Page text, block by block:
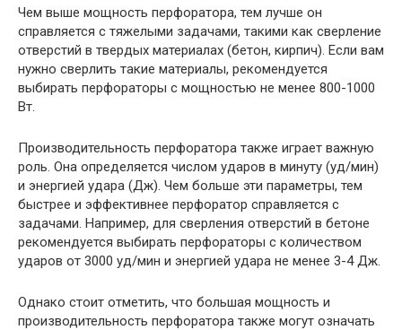
Чем выше мощность перфоратора, тем лучше он
справляется с тяжелыми задачами, такими как сверление
отверстий в твердых материалах (бетон, кирпич). Если вам
нужно сверлить такие материалы, рекомендуется
выбирать перфораторы с мощностью не менее 800-1000
Вт.
Производительность перфоратора также играет важную
роль. Она определяется числом ударов в минуту (уд/мин)
и энергией удара (Дж). Чем больше эти параметры, тем
быстрее и эффективнее перфоратор справляется с
задачами. Например, для сверления отверстий в бетоне
рекомендуется выбирать перфораторы с количеством
ударов от 3000 уд/мин и энергией удара не менее 3-4 Дж.
Однако стоит отметить, что большая мощность и
производительность перфоратора также могут означать